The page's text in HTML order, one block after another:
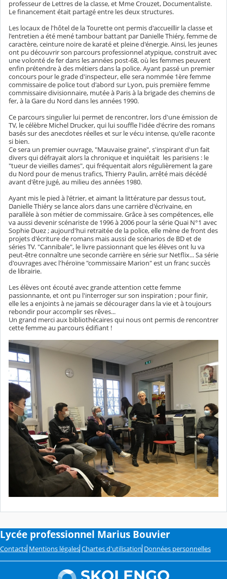
professeur de Lettres de la classe, et Mme Crouzet, Documentaliste.
Le financement était partagé entre les deux structures.
Les locaux de l'hôtel de la Tourette ont permis d'accueillir la classe et
l'entretien a été mené tambour battant par Danielle Thiéry, femme de
caractère, ceinture noire de karaté et pleine d'énergie. Ainsi, les jeunes
ont pu découvrir son parcours professionnel atypique, construit avec
une volonté de fer dans les années post-68, où les femmes peuvent
enfin prétendre à des métiers dans la police. Ayant passé un premier
concours pour le grade d'inspecteur, elle sera nommée 1ère femme
commissaire de police tout d'abord sur Lyon, puis première femme
commissaire divisionnaire, mutée à Paris à la brigade des chemins de
fer, à la Gare du Nord dans les années 1990.
Ce parcours singulier lui permet de rencontrer, lors d'une émission de
TV, le célèbre Michel Drucker, qui lui souffle l'idée d'écrire des romans
basés sur des anecdotes réelles et sur le vécu intense, qu'elle raconte
si bien.
Ce sera un premier ouvrage, "Mauvaise graine", s'inspirant d'un fait
divers qui défrayait alors la chronique et inquiétait les parisiens : le
"tueur de vieilles dames", qui fréquentait alors régulièrement la gare
du Nord pour de menus trafics, Thierry Paulin, arrêté mais décédé
avant d'être jugé, au milieu des années 1980.
Ayant mis le pied à l'étrier, et aimant la littérature par dessus tout,
Danielle Thiéry se lance alors dans une carrière d'écrivaine, en
parallèle à son métier de commissaire. Grâce à ses compétences, elle
va aussi devenir scénariste de 1996 à 2006 pour la série Quai N°1 avec
Sophie Duez ; aujourd'hui retraitée de la police, elle mène de front des
projets d'écriture de romans mais aussi de scénarios de BD et de
séries TV. "Cannibale", le livre passionnant que les élèves ont lu va
peut-être connaître une seconde carrière en série sur Netflix... Sa série
d'ouvrages avec l'héroïne "commissaire Marion" est un franc succès
de librairie.
Les élèves ont écouté avec grande attention cette femme
passionnante, et ont pu l'interroger sur son inspiration ; pour finir,
elle les a enjoints à ne jamais se décourager dans la vie et à toujours
rebondir pour accomplir ses rêves...
Un grand merci aux bibliothécaires qui nous ont permis de rencontrer
cette femme au parcours édifiant !
Lycée professionnel Marius Bouvier
Contacts Mentions légales Chartes d'utilisation Données personnelles